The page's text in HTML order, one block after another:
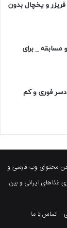
و یخچال بدون
مسابقه _ برای
طرز تهیه دسر ساده با ژله | 3 دسر فوری و کم
در راستای افزون کردن محتوای وب فارسی و
غذاهای ایرانی و بین
تماس با ما